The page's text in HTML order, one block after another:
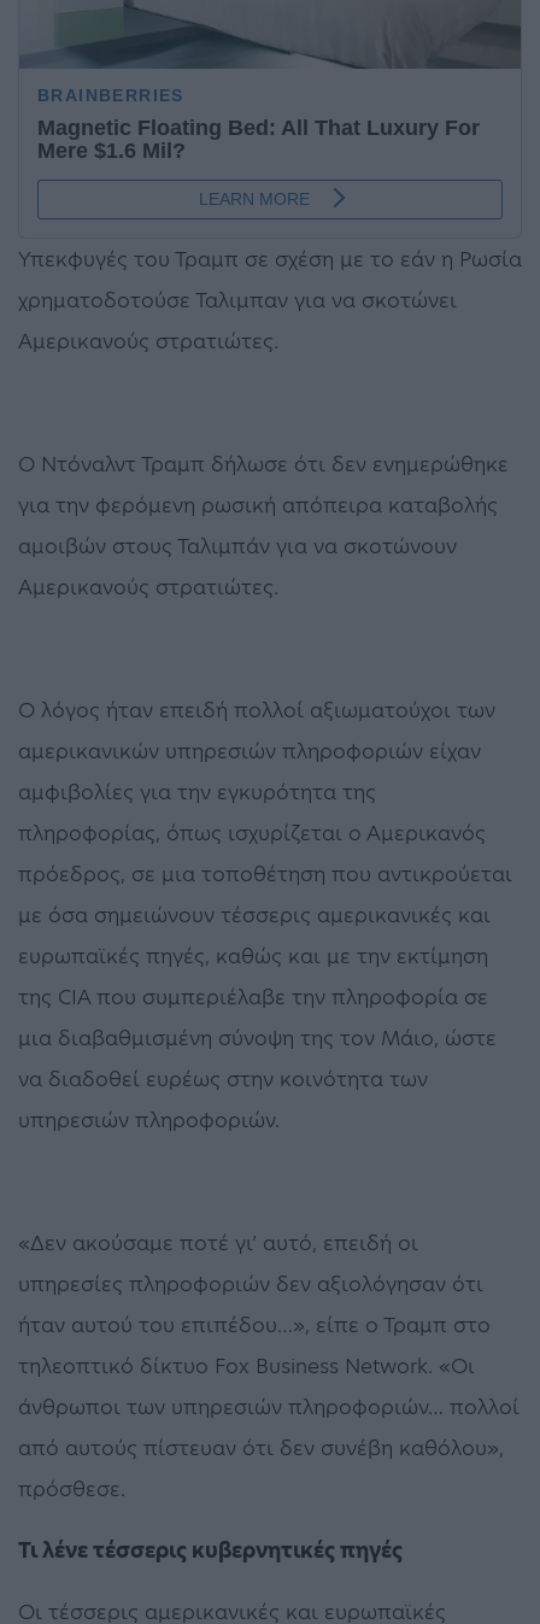
Υπεκφυγές του Τραμπ σε σχέση με το εάν η Ρωσία
χρηματοδοτούσε Ταλιμπαν για να σκοτώνει
Αμερικανούς στρατιώτες.
Ο Ντόναλντ Τραμπ δήλωσε ότι δεν ενημερώθηκε
για την φερόμενη ρωσική απόπειρα καταβολής
αμοιβών στους Ταλιμπάν για να σκοτώνουν
Αμερικανούς στρατιώτες.
Ο λόγος ήταν επειδή πολλοί αξιωματούχοι των
αμερικανικών υπηρεσιών πληροφοριών είχαν
αμφιβολίες για την εγκυρότητα της
πληροφορίας, όπως ισχυρίζεται ο Αμερικανός
πρόεδρος, σε μια τοποθέτηση που αντικρούεται
με όσα σημειώνουν τέσσερις αμερικανικές και
ευρωπαϊκές πηγές, καθώς και με την εκτίμηση
της CIA που συμπεριέλαβε την πληροφορία σε
μια διαβαθμισμένη σύνοψη της τον Μάιο, ώστε
να διαδοθεί ευρέως στην κοινότητα των
υπηρεσιών πληροφοριών.
«Δεν ακούσαμε ποτέ γι’ αυτό, επειδή οι
υπηρεσίες πληροφοριών δεν αξιολόγησαν ότι
ήταν αυτού του επιπέδου…», είπε ο Τραμπ στο
τηλεοπτικό δίκτυο Fox Business Network. «Οι
άνθρωποι των υπηρεσιών πληροφοριών… πολλοί
από αυτούς πίστευαν ότι δεν συνέβη καθόλου»,
πρόσθεσε.
Τι λένε τέσσερις κυβερνητικές πηγές
Οι τέσσερις αμερικανικές και ευρωπαϊκές